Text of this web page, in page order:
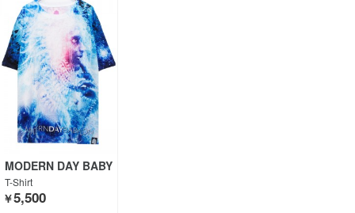
MODERN DAY BABY
LON
T-Shirt
￥5,500